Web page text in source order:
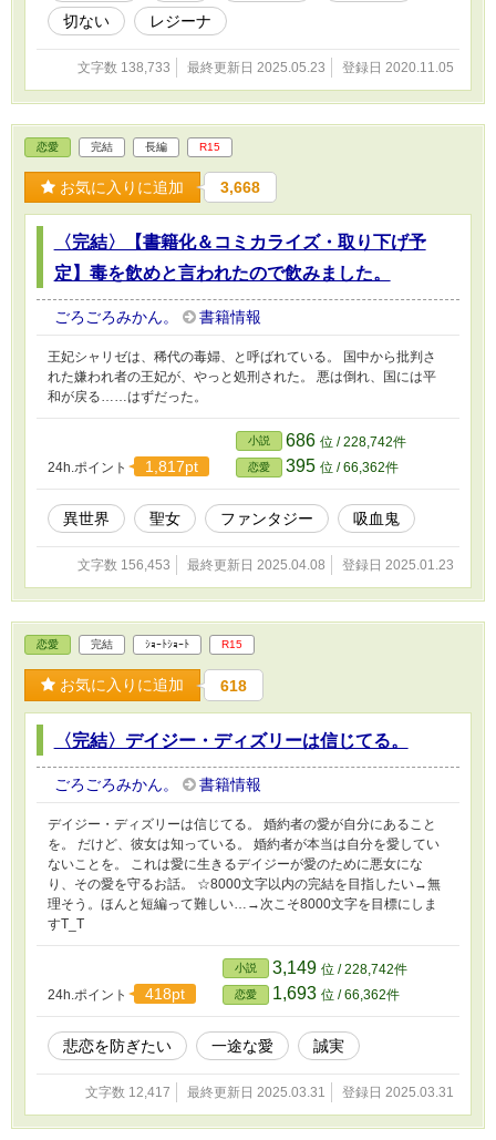
けどリリネリアは何一つ望んでいなかったし、
レジナルドは何一つ知らなかった。ただそれだ
けなのである。 ※タイトル変更しました
切ない
レジーナ
文字数 138,733 最終更新日 2025.05.23 登録日 2020.11.05
恋愛 完結 長編 R15
お気に入りに追加 3,668
〈完結〉【書籍化＆コミカライズ・取り下げ予
定】毒を飲めと言われたので飲みました。
ごろごろみかん。 書籍情報
王妃シャリゼは、稀代の毒婦、と呼ばれている。 国中から批判さ
れた嫌われ者の王妃が、やっと処刑された。 悪は倒れ、国には平
和が戻る……はずだった。
24h.ポイント 1,817pt
小説 686 位 / 228,742件
恋愛 395 位 / 66,362件
異世界 聖女 ファンタジー 吸血鬼
文字数 156,453 最終更新日 2025.04.08 登録日 2025.01.23
恋愛 完結 ｼｮｰﾄｼｮｰﾄ R15
お気に入りに追加 618
〈完結〉デイジー・ディズリーは信じてる。
ごろごろみかん。 書籍情報
デイジー・ディズリーは信じてる。 婚約者の愛が自分にあること
を。 だけど、彼女は知っている。 婚約者が本当は自分を愛してい
ないことを。 これは愛に生きるデイジーが愛のために悪女にな
り、その愛を守るお話。 ☆8000文字以内の完結を目指したい→無
理そう。ほんと短編って難しい…→次こそ8000文字を目標にしま
すT_T
24h.ポイント 418pt
小説 3,149 位 / 228,742件
恋愛 1,693 位 / 66,362件
悲恋を防ぎたい 一途な愛 誠実
文字数 12,417 最終更新日 2025.03.31 登録日 2025.03.31